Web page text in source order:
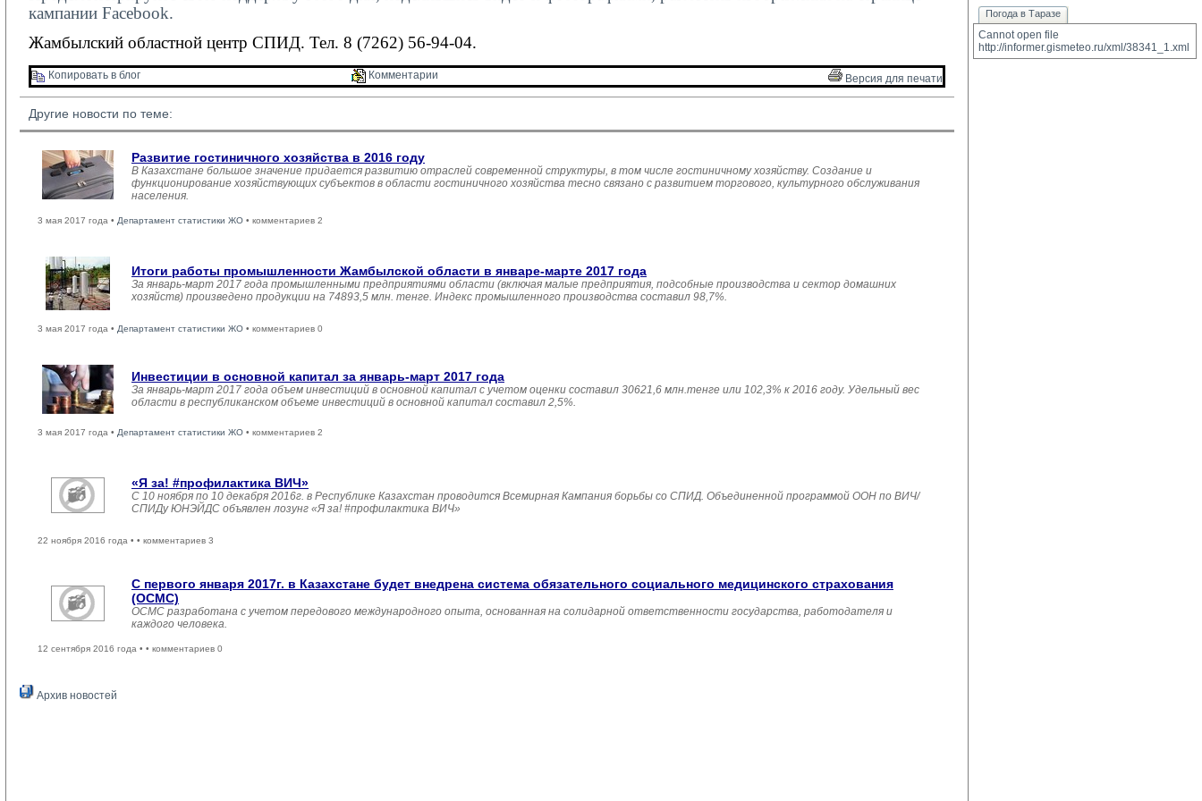
кампании Facebook.
Жамбылский областной центр СПИД. Тел. 8 (7262) 56-94-04.
Копировать в блог Комментарии Версия для печати
Другие новости по теме:
Развитие гостиничного хозяйства в 2016 году
В Казахстане большое значение придается развитию отраслей современной структуры, в том числе гостиничному хозяйству. Создание и
функционирование хозяйствующих субъектов в области гостиничного хозяйства тесно связано с развитием торгового, культурного обслуживания
населения.
3 мая 2017 года • Департамент статистики ЖО • комментариев 2
Итоги работы промышленности Жамбылской области в январе-марте 2017 года
За январь-март 2017 года промышленными предприятиями области (включая малые предприятия, подсобные производства и сектор домашних
хозяйств) произведено продукции на 74893,5 млн. тенге. Индекс промышленного производства составил 98,7%.
3 мая 2017 года • Департамент статистики ЖО • комментариев 0
Инвестиции в основной капитал за январь-март 2017 года
За январь-март 2017 года объем инвестиций в основной капитал с учетом оценки составил 30621,6 млн.тенге или 102,3% к 2016 году. Удельный вес
области в республиканском объеме инвестиций в основной капитал составил 2,5%.
3 мая 2017 года • Департамент статистики ЖО • комментариев 2
«Я за! #профилактика ВИЧ»
С 10 ноября по 10 декабря 2016г. в Республике Казахстан проводится Всемирная Кампания борьбы со СПИД. Объединенной программой ООН по ВИЧ/
СПИДу ЮНЭЙДС объявлен лозунг «Я за! #профилактика ВИЧ»
22 ноября 2016 года • • комментариев 3
С первого января 2017г. в Казахстане будет внедрена система обязательного социального медицинского страхования
(ОСМС)
ОСМС разработана с учетом передового международного опыта, основанная на солидарной ответственности государства, работодателя и
каждого человека.
12 сентября 2016 года • • комментариев 0
Архив новостей
Погода в Таразе
Cannot open file
http://informer.gismeteo.ru/xml/38341_1.xml